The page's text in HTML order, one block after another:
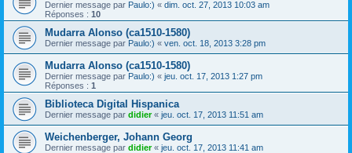
Dernier message par Paulo:) « dim. oct. 27, 2013 10:03 am
Réponses : 10
Mudarra Alonso (ca1510-1580)
Dernier message par Paulo:) « ven. oct. 18, 2013 3:28 pm
Mudarra Alonso (ca1510-1580)
Dernier message par Paulo:) « jeu. oct. 17, 2013 1:27 pm
Réponses : 1
Biblioteca Digital Hispanica
Dernier message par didier« jeu. oct. 17, 2013 11:51 am
Weichenberger, Johann Georg
Dernier message par didier« jeu. oct. 17, 2013 11:41 am